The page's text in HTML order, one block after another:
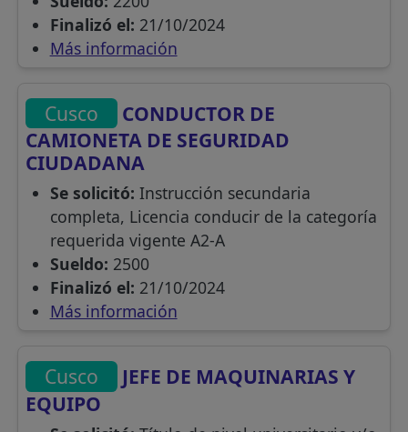
Finalizó el: 21/10/2024
Más información
Cusco
CONDUCTOR DE
CAMIONETA DE SEGURIDAD
CIUDADANA
Se solicitó: Instrucción secundaria
completa, Licencia conducir de la categoría
requerida vigente A2-A
Sueldo: 2500
Finalizó el: 21/10/2024
Más información
Cusco
JEFE DE MAQUINARIAS Y
EQUIPO